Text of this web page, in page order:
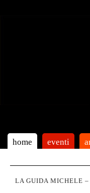
home eventi
LA GUIDA MICHELE